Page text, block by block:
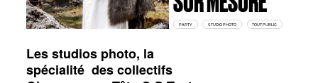
PARTY STUDIO PHOTO TOUT PUBLIC
Les studios photo, la
spécialité des collectifs